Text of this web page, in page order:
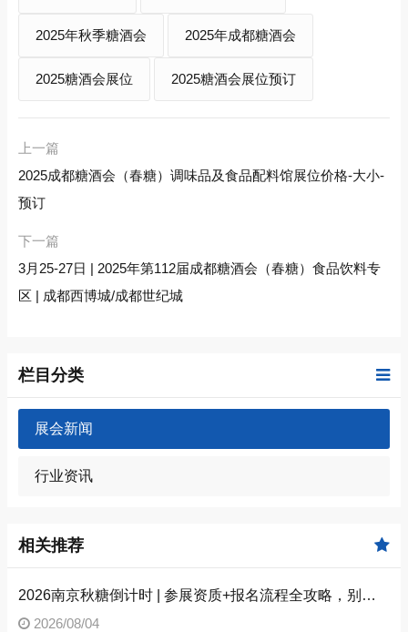
2025年秋季糖酒会 2025年成都糖酒会
2025糖酒会展位 2025糖酒会展位预订
上一篇
2025成都糖酒会（春糖）调味品及食品配料馆展位价格-大小-
预订
下一篇
3月25-27日 | 2025年第112届成都糖酒会（春糖）食品饮料专
区 | 成都西博城/成都世纪城
栏目分类
展会新闻
行业资讯
相关推荐
2026南京秋糖倒计时 | 参展资质+报名流程全攻略，别因手续不全错失良机（附材料清单）
2026/08/04